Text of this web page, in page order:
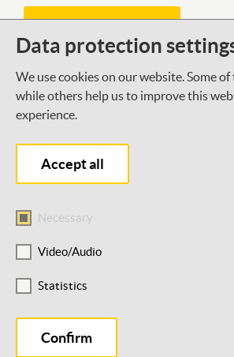
Was gibt es Neues bei der DSEE?
Mit unserem Newsletter halten wir
Laufenden.
Newsletter abonnieren
Barrierefreiheit
Cookie-Einstellungen
Data protection
We use cookies on our website. Some of
while others help us to improve this
experience.
Accept all
Necessary
Video/Audio
Statistics
Confirm
Hi, ich bin DeSirEE!